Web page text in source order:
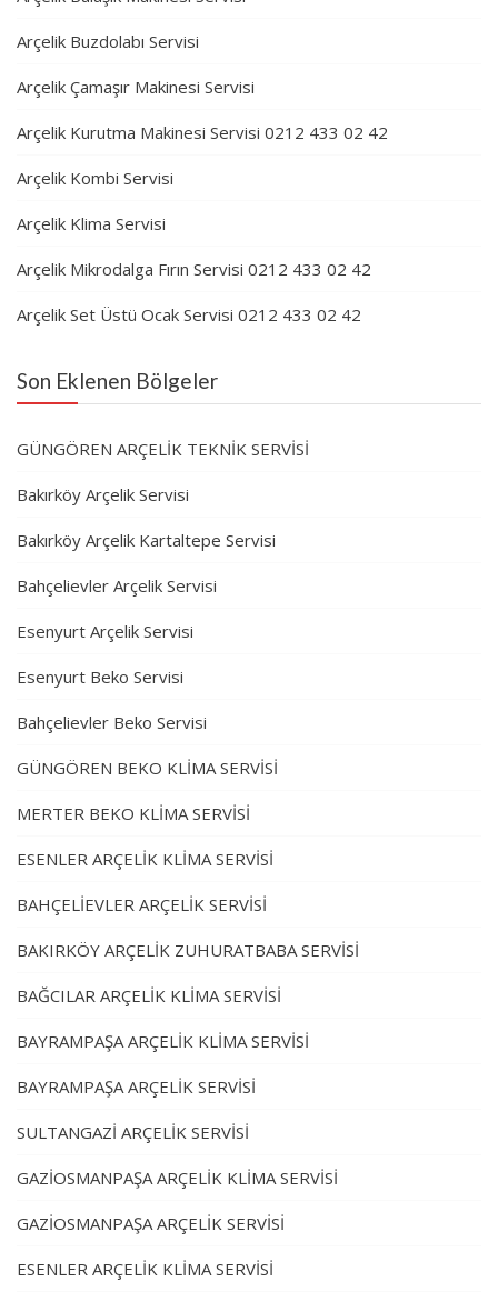
Arçelik Buzdolabı Servisi
Arçelik Çamaşır Makinesi Servisi
Arçelik Kurutma Makinesi Servisi 0212 433 02 42
Arçelik Kombi Servisi
Arçelik Klima Servisi
Arçelik Mikrodalga Fırın Servisi 0212 433 02 42
Arçelik Set Üstü Ocak Servisi 0212 433 02 42
Son Eklenen Bölgeler
GÜNGÖREN ARÇELİK TEKNİK SERVİSİ
Bakırköy Arçelik Servisi
Bakırköy Arçelik Kartaltepe Servisi
Bahçelievler Arçelik Servisi
Esenyurt Arçelik Servisi
Esenyurt Beko Servisi
Bahçelievler Beko Servisi
GÜNGÖREN BEKO KLİMA SERVİSİ
MERTER BEKO KLİMA SERVİSİ
ESENLER ARÇELİK KLİMA SERVİSİ
BAHÇELİEVLER ARÇELİK SERVİSİ
BAKIRKÖY ARÇELİK ZUHURATBABA SERVİSİ
BAĞCILAR ARÇELİK KLİMA SERVİSİ
BAYRAMPAŞA ARÇELİK KLİMA SERVİSİ
BAYRAMPAŞA ARÇELİK SERVİSİ
SULTANGAZİ ARÇELİK SERVİSİ
GAZİOSMANPAŞA ARÇELİK KLİMA SERVİSİ
GAZİOSMANPAŞA ARÇELİK SERVİSİ
ESENLER ARÇELİK KLİMA SERVİSİ